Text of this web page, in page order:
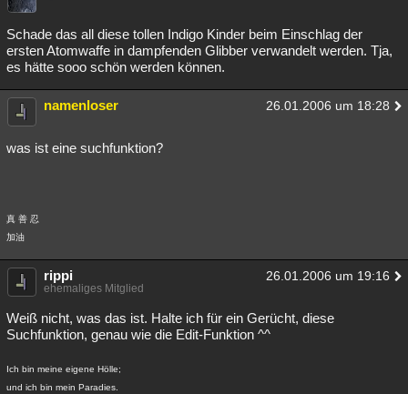
Schade das all diese tollen Indigo Kinder beim Einschlag der
ersten Atomwaffe in dampfenden Glibber verwandelt werden. Tja,
es hätte sooo schön werden können.
namenloser 26.01.2006 um 18:28
was ist eine suchfunktion?
真 善 忍
加油
rippi 26.01.2006 um 19:16
ehemaliges Mitglied
Weiß nicht, was das ist. Halte ich für ein Gerücht, diese
Suchfunktion, genau wie die Edit-Funktion ^^
Ich bin meine eigene Hölle;
und ich bin mein Paradies.